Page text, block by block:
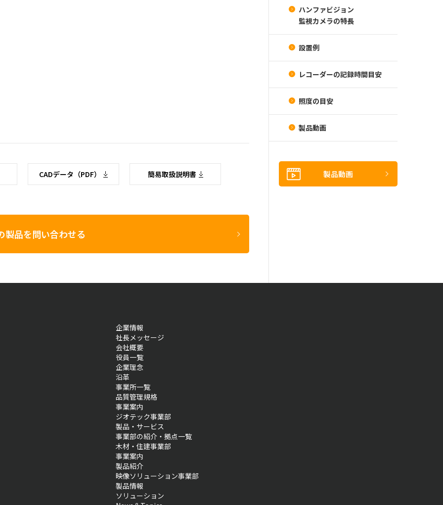
CADデータ（PDF） 簡易取扱説明書
製品を問い合わせる
ハンファビジョン
監視カメラの特長
設置例
レコーダーの記録時間目安
照度の目安
製品動画
製品動画
企業情報
社長メッセージ
会社概要
役員一覧
企業理念
沿革
事業所一覧
品質管理規格
事業案内
ジオテック事業部
製品・サービス
事業部の紹介・拠点一覧
木材・住建事業部
事業案内
製品紹介
映像ソリューション事業部
製品情報
ソリューション